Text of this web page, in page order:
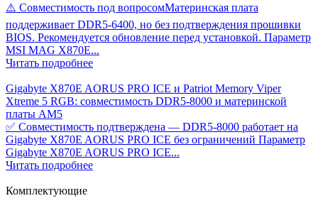
⚠️ Совместимость под вопросомМатеринская плата
поддерживает DDR5-6400, но без подтверждения прошивки
BIOS. Рекомендуется обновление перед установкой. Параметр
MSI MAG X870E...
Читать подробнее
Gigabyte X870E AORUS PRO ICE и Patriot Memory Viper
Xtreme 5 RGB: совместимость DDR5-8000 и материнской
платы AM5
✅ Совместимость подтверждена — DDR5-8000 работает на
Gigabyte X870E AORUS PRO ICE без ограничений Параметр
Gigabyte X870E AORUS PRO ICE...
Читать подробнее
Комплектующие